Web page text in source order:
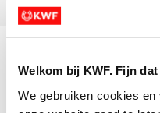
Welkom bij KWF. Fijn
We gebruiken cookies
Actiematerialen
Evenementen